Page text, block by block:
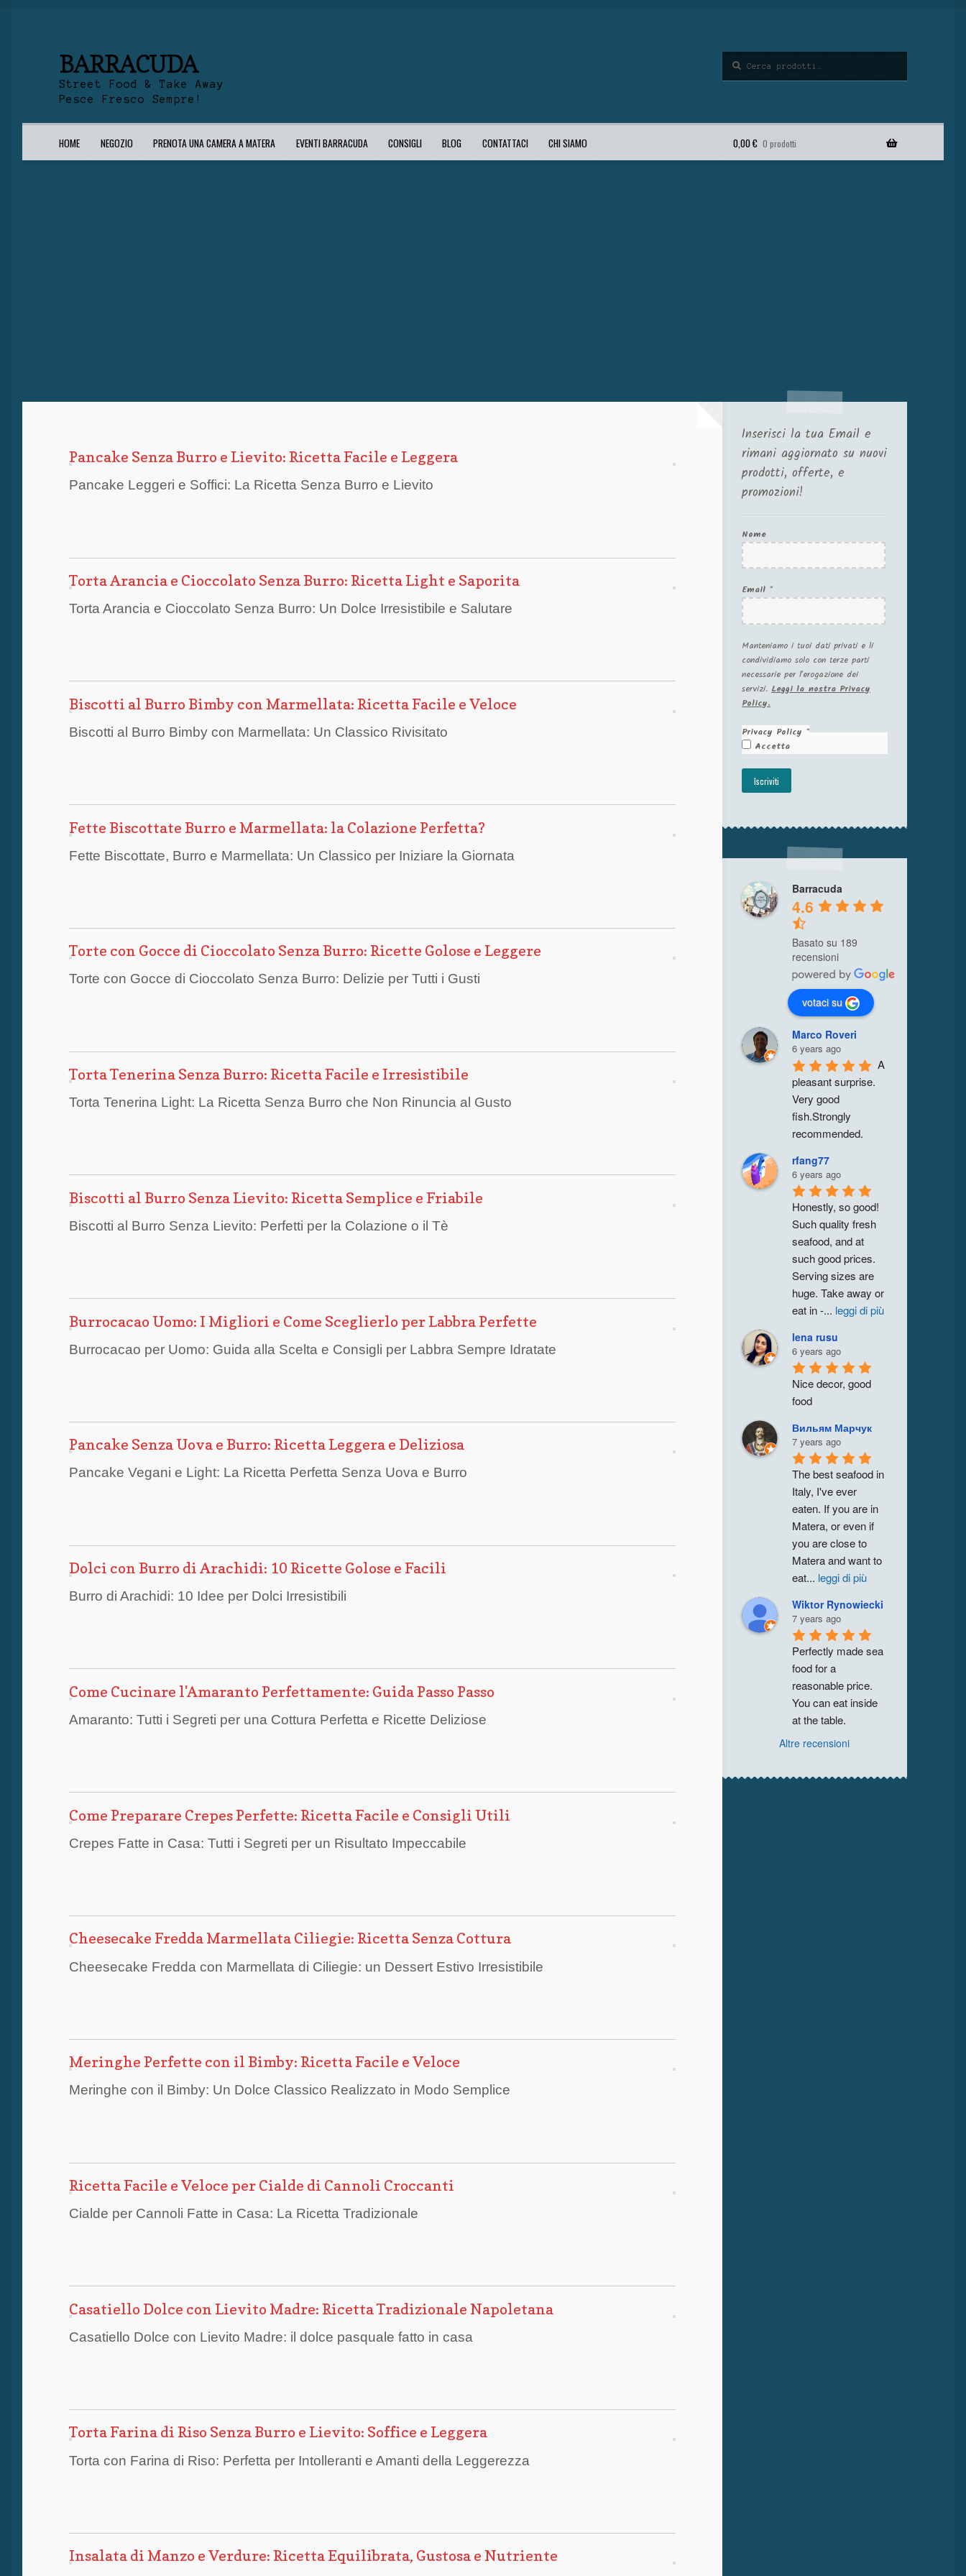
BARRACUDA
Street Food & Take Away
Pesce Fresco Sempre!
HOME NEGOZIO PRENOTA UNA CAMERA A MATERA EVENTI BARRACUDA CONSIGLI BLOG CONTATTACI CHI SIAMO 0,00€ 0 prodotti
Pancake Senza Burro e Lievito: Ricetta Facile e Leggera
Pancake Leggeri e Soffici: La Ricetta Senza Burro e Lievito
Torta Arancia e Cioccolato Senza Burro: Ricetta Light e Saporita
Torta Arancia e Cioccolato Senza Burro: Un Dolce Irresistibile e Salutare
Biscotti al Burro Bimby con Marmellata: Ricetta Facile e Veloce
Biscotti al Burro Bimby con Marmellata: Un Classico Rivisitato
Fette Biscottate Burro e Marmellata: la Colazione Perfetta?
Fette Biscottate, Burro e Marmellata: Un Classico per Iniziare la Giornata
Torte con Gocce di Cioccolato Senza Burro: Ricette Golose e Leggere
Torte con Gocce di Cioccolato Senza Burro: Delizie per Tutti i Gusti
Torta Tenerina Senza Burro: Ricetta Facile e Irresistibile
Torta Tenerina Light: La Ricetta Senza Burro che Non Rinuncia al Gusto
Biscotti al Burro Senza Lievito: Ricetta Semplice e Friabile
Biscotti al Burro Senza Lievito: Perfetti per la Colazione o il Tè
Burrocacao Uomo: I Migliori e Come Sceglierlo per Labbra Perfette
Burrocacao per Uomo: Guida alla Scelta e Consigli per Labbra Sempre Idratate
Pancake Senza Uova e Burro: Ricetta Leggera e Deliziosa
Pancake Vegani e Light: La Ricetta Perfetta Senza Uova e Burro
Dolci con Burro di Arachidi: 10 Ricette Golose e Facili
Burro di Arachidi: 10 Idee per Dolci Irresistibili
Come Cucinare l'Amaranto Perfettamente: Guida Passo Passo
Amaranto: Tutti i Segreti per una Cottura Perfetta e Ricette Deliziose
Come Preparare Crepes Perfette: Ricetta Facile e Consigli Utili
Crepes Fatte in Casa: Tutti i Segreti per un Risultato Impeccabile
Cheesecake Fredda Marmellata Ciliegie: Ricetta Senza Cottura
Cheesecake Fredda con Marmellata di Ciliegie: un Dessert Estivo Irresistibile
Meringhe Perfette con il Bimby: Ricetta Facile e Veloce
Meringhe con il Bimby: Un Dolce Classico Realizzato in Modo Semplice
Ricetta Facile e Veloce per Cialde di Cannoli Croccanti
Cialde per Cannoli Fatte in Casa: La Ricetta Tradizionale
Casatiello Dolce con Lievito Madre: Ricetta Tradizionale Napoletana
Casatiello Dolce con Lievito Madre: il dolce pasquale fatto in casa
Torta Farina di Riso Senza Burro e Lievito: Soffice e Leggera
Torta con Farina di Riso: Perfetta per Intolleranti e Amanti della Leggerezza
Insalata di Manzo e Verdure: Ricetta Equilibrata, Gustosa e Nutriente
Inserisci la tua Email e
rimani aggiornato su nuovi
prodotti, offerte, e
promozioni!
Nome
Email *
Manteniamo i tuoi dati privati e li
condividiamo solo con terze parti
necessarie per l'erogazione dei
servizi.Leggi la nostra Privacy
Policy.
Privacy Policy *
Accetta
Barracuda
4.6
Basato su 189
recensioni
votaci su
Marco Roveri
6 years ago
A
pleasant surprise.
Very good
fish.Strongly
recommended.
rfang77
6 years ago
Honestly, so good!
Such quality fresh
seafood, and at
such good prices.
Serving sizes are
huge. Take away or
eat in -... leggi di più
lena rusu
6 years ago
Nice decor, good
food
Вильям Марчук
7 years ago
The best seafood in
Italy, I've ever
eaten. If you are in
Matera, or even if
you are close to
Matera and want to
eat... leggi di più
Wiktor Rynowiecki
7 years ago
Perfectly made sea
food for a
reasonable price.
You can eat inside
at the table.
Altre recensioni